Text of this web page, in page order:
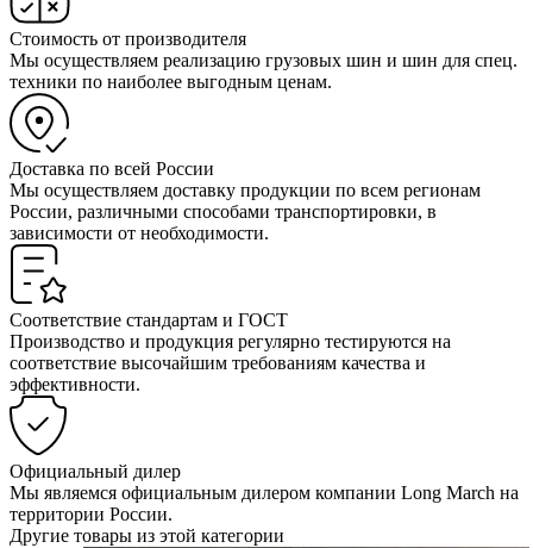
Стоимость от производителя
Мы осуществляем реализацию грузовых шин и шин для спец.
техники по наиболее выгодным ценам.
Доставка по всей России
Мы осуществляем доставку продукции по всем регионам
России, различными способами транспортировки, в
зависимости от необходимости.
Соответствие стандартам и ГОСТ
Производство и продукция регулярно тестируются на
соответствие высочайшим требованиям качества и
эффективности.
Официальный дилер
Мы являемся официальным дилером компании Long March на
территории России.
Другие товары из этой категории